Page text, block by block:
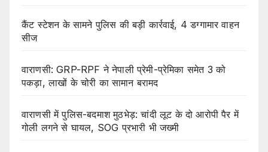
कैंट स्टेशन के सामने पुलिस की बड़ी कार्रवाई, 4 डग्गामार वाहन
सीज
वाराणसी: GRP-RPF ने नेपाली प्रेमी-प्रेमिका समेत 3 को
पकड़ा, लाखों के चोरी का सामान बरामद
वाराणसी में पुलिस-बदमाश मुठभेड़: चांदी लूट के दो आरोपी पैर में
गोली लगने से घायल, SOG प्रभारी भी जख्मी